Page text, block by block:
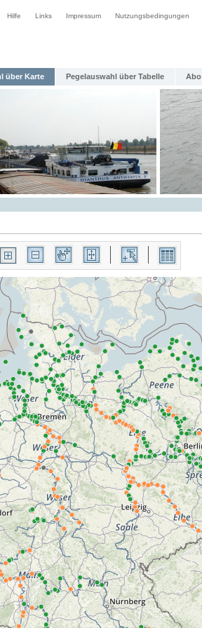
Hilfe Links Impressum Nutzungsbedingungen
über Karte Pegelauswahl über Tabelle Abo